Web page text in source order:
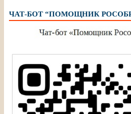
ЧАТ-БОТ “ПОМОЩНИК